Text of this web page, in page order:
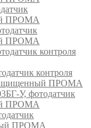
ПРОМА
ПРОМА
контроля
контроля
ПРОМА
У, фотодатчик
ПРОМА
ПРОМА